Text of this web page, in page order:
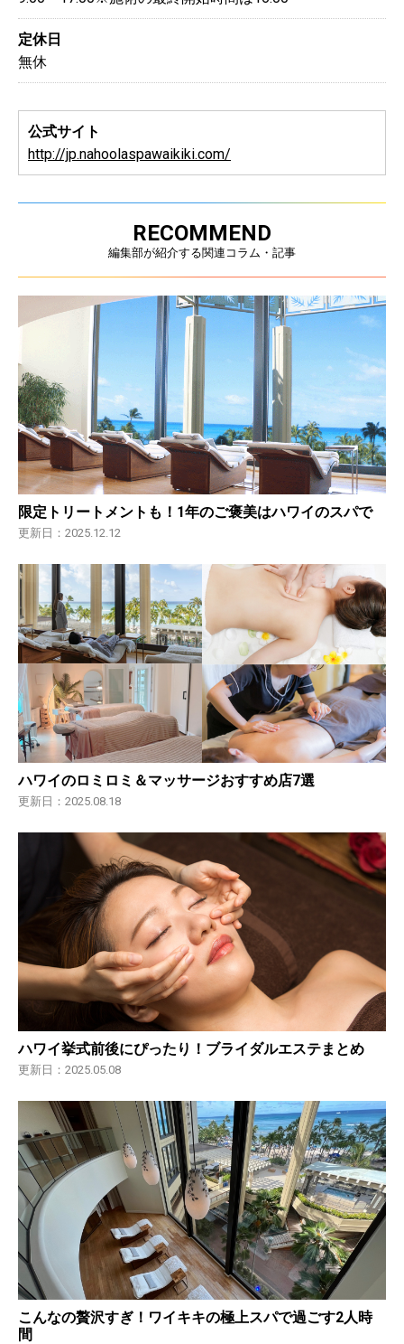
定休日
無休
公式サイト
http://jp.nahoolaspawaikiki.com/
RECOMMEND
編集部が紹介する関連コラム・記事
限定トリートメントも！1年のご褒美はハワイのスパで
更新日：2025.12.12
ハワイのロミロミ＆マッサージおすすめ店7選
更新日：2025.08.18
ハワイ挙式前後にぴったり！ブライダルエステまとめ
更新日：2025.05.08
こんなの贅沢すぎ！ワイキキの極上スパで過ごす2人時
間